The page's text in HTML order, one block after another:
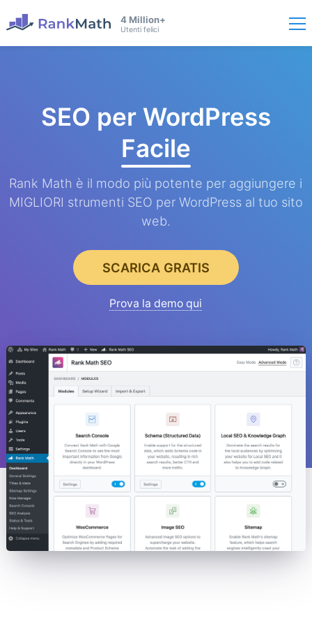
4 Million+
Utenti felici
SEO per WordPress
Facile
Rank Math è il modo più potente per aggiungere i
MIGLIORI strumenti SEO per WordPress al tuo sito
web.
SCARICA GRATIS
Prova la demo qui